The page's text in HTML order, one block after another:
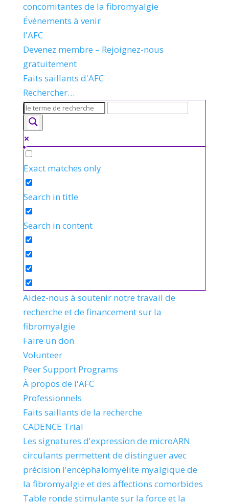
concomitantes de la fibromyalgie
Événements à venir
l'AFC
Devenez membre – Rejoignez-nous
gratuitement
Faits saillants d'AFC
Rechercher…
Exact matches only
Search in title
Search in content
Aidez-nous à soutenir notre travail de
recherche et de financement sur la
fibromyalgie
Faire un don
Volunteer
Peer Support Programs
À propos de l'AFC
Professionnels
Faits saillants de la recherche
CADENCE Trial
Les signatures d'expression de microARN
circulants permettent de distinguer avec
précision l'encéphalomyélite myalgique de
la fibromyalgie et des affections comorbides
Table ronde stimulante sur la force et la